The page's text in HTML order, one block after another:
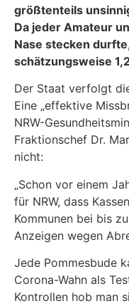
größtenteils
Da jeder Amateur
Nase stecken
schätzungsweise
Der Staat verfolgt
Eine „effektive
NRW-
Fraktionschef Dr.
nicht:
„Schon vor einem
für NRW, dass
Kommunen bei bis
Anzeigen wegen
Jede Pommesbude
Corona-Wahn als
Kontrollen hob man